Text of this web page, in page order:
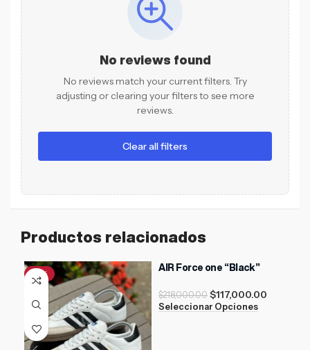
No reviews found
No reviews match your current filters. Try
adjusting or clearing your filters to see more
reviews.
Clear all filters
Productos relacionados
-21% -46%
AIR Force one “Black”
$218,000.00 $117,000.00
Seleccionar Opciones